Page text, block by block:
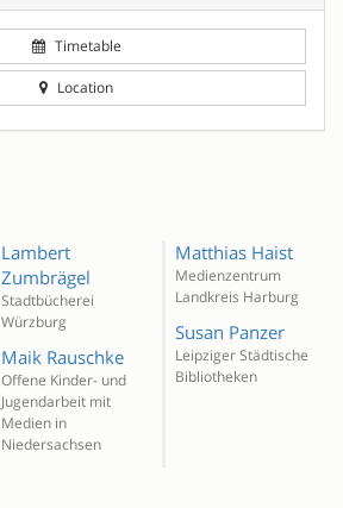
Timetable
Location
Lambert
Zumbrägel
Stadtbücherei
Würzburg
Maik Rauschke
Offene Kinder- und
Jugendarbeit mit
Medien in
Niedersachsen
Matthias Haist
Medienzentrum
Landkreis Harburg
Susan Panzer
Leipziger Städtische
Bibliotheken